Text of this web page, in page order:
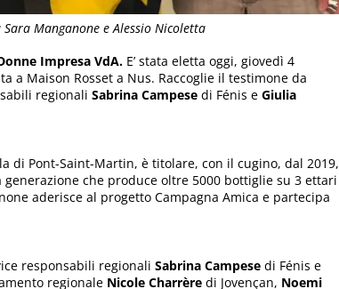
Manganone e Alessio Nicoletta
Impresa VdA. E’ stata eletta oggi, giovedì 4
a Maison Rosset a Nus. Raccoglie il testimone da
regionali Sabrina Campese di Fénis e Giulia
di Pont-Saint-Martin, è titolare, con il cugino, dal 2019,
generazione che produce oltre 5000 bottiglie su 3 ettari
aderisce al progetto Campagna Amica e partecipa
responsabili regionali Sabrina Campese di Fénis e
regionale Nicole Charrère di Jovençan, Noemi